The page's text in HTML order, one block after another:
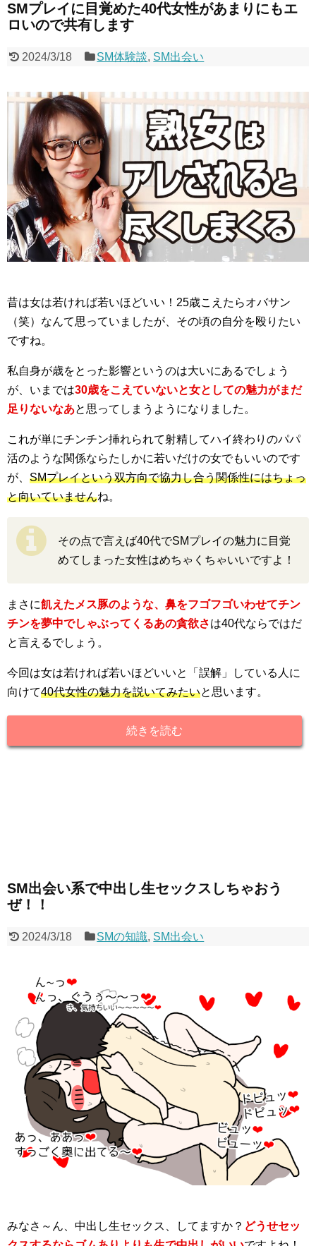
SMプレイに目覚めた40代女性があまりにもエ
ロいので共有します
2024/3/18 SM体験談, SM出会い
昔は女は若ければ若いほどいい！25歳こえたらオバサン
（笑）なんて思っていましたが、その頃の自分を殴りたい
ですね。
私自身が歳をとった影響というのは大いにあるでしょう
が、いまでは30歳をこえていないと女としての魅力がまだ
足りないなあと思ってしまうようになりました。
これが単にチンチン挿れられて射精してハイ終わりのパパ
活のような関係ならたしかに若いだけの女でもいいのです
が、 SMプレイという双方向で協力し合う関係性にはちょっ
と向いていませんね。
その点で言えば40代でSMプレイの魅力に目覚
めてしまった女性はめちゃくちゃいいですよ！
まさに飢えたメス豚のような、鼻をフゴフゴいわせてチン
チンを夢中でしゃぶってくるあの貪欲さは40代ならではだ
と言えるでしょう。
今回は女は若ければ若いほどいいと「誤解」している人に
向けて40代女性の魅力を説いてみたいと思います。
続きを読む
SM出会い系で中出し生セックスしちゃおう
ぜ！！
2024/3/18 SMの知識, SM出会い
みなさ～ん、中出し生セックス、してますか？ どうせセッ